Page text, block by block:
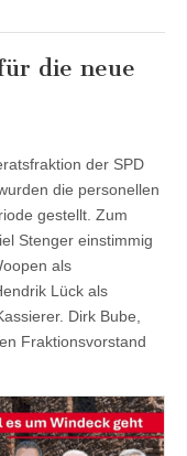
die neue
der SPD
die personellen
gestellt. Zum
Stenger einstimmig
als
Lück als
Dirk Bube,
Fraktionsvorstand